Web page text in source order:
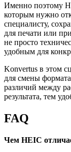
Именно поэтому
которым нужно
специалисту,
для печати или
не просто
удобным для
Konvertus в этом
для смены
различий между
результата, тем
FAQ
Чем HEIC